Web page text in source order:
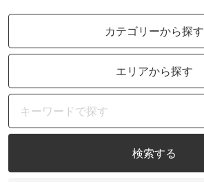
カテゴリーから探す
エリアから探す
検索する